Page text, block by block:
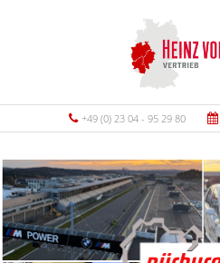
+49 (0) 23 04 - 95 29 80